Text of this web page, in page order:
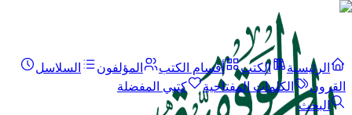
الرئيسية الكتب أقسام الكتب المؤلفون
السلاسل
القرون
الكلمات المفتاحية
كتبي المفضلة
البحث